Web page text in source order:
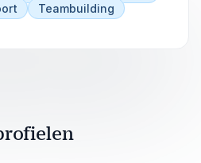
Teambuilding